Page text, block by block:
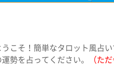
こそ！簡単なタロット風占
勢を占ってください。
（た